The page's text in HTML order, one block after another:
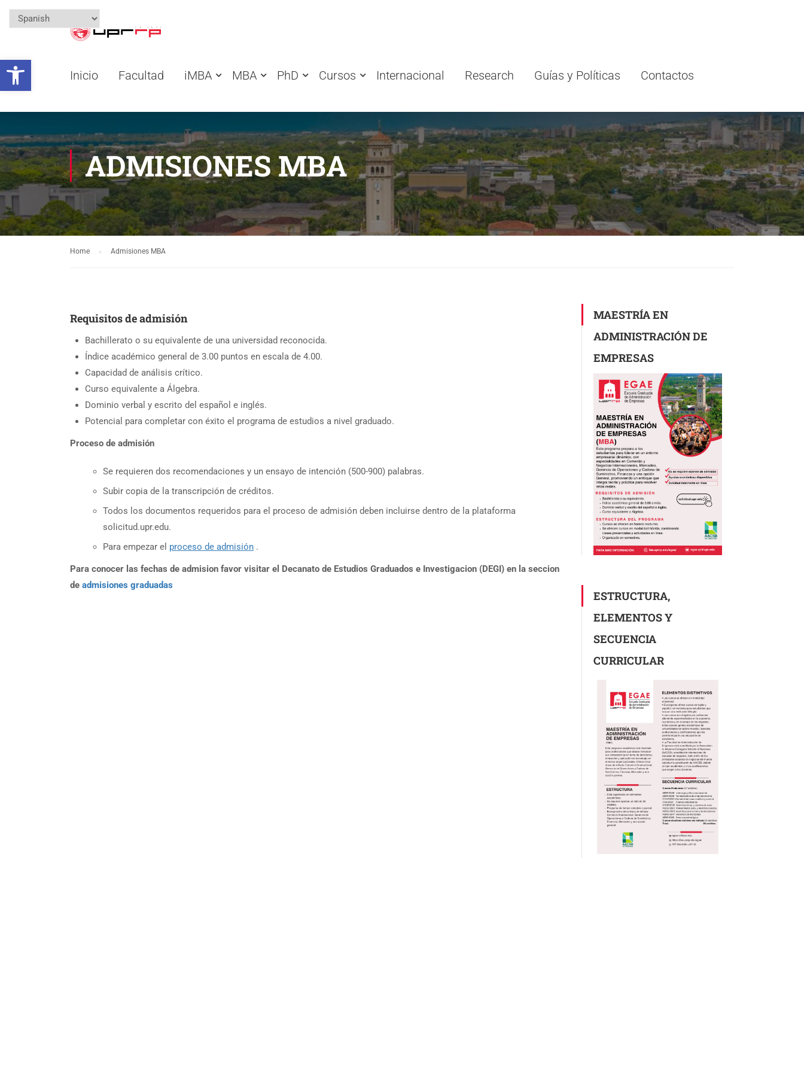
Open toolbar Inicio Facultad iMBA MBA PhD Cursos Internacional Research Guías y Políticas Contactos
ADMISIONES MBA
Home Admisiones MBA
Requisitos de admisión
Bachillerato o su equivalente de una universidad reconocida.
Índice académico general de 3.00 puntos en escala de 4.00.
Capacidad de análisis crítico.
Curso equivalente a Álgebra.
Dominio verbal y escrito del español e inglés.
Potencial para completar con éxito el programa de estudios a nivel graduado.
Proceso de admisión
Se requieren dos recomendaciones y un ensayo de intención (500-900) palabras.
Subir copia de la transcripción de créditos.
Todos los documentos requeridos para el proceso de admisión deben incluirse dentro de la plataforma
solicitud.upr.edu.
Para empezar el proceso de admisión .
Para conocer las fechas de admision favor visitar el Decanato de Estudios Graduados e Investigacion (DEGI) en la seccion
de admisiones graduadas
MAESTRÍA EN
ADMINISTRACIÓN DE
EMPRESAS
ESTRUCTURA,
ELEMENTOS Y
SECUENCIA
CURRICULAR